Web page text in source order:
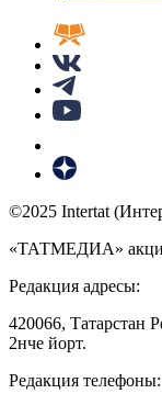
©2025 Intertat
«ТАТМЕДИА»
Редакция адресы:
420066, Татарстан
2нче йорт.
Редакция телефоны: